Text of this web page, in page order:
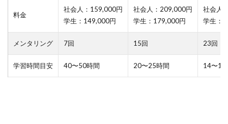
料金
社会人：159,000円
学生：149,000円
社会人：209,000円
学生：179,000円
社会人
学生：
メンタリング 7回 15回 23回
学習時間目安 40〜50時間 20〜25時間 14〜18